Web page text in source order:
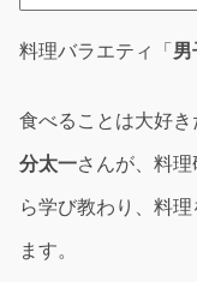
料理バラエティ「 男
食べることは大好
分太一さんが、料
ら学び教わり、料
ます。